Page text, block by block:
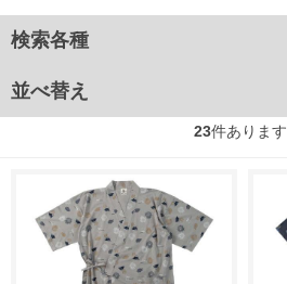
検索各種
並べ替え
23件あります